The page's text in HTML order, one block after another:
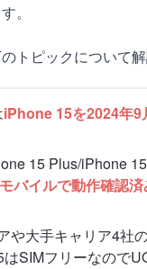
。
トピックについて解
iPhone 15を2024年9
15 Plus/iPhone
バイルで動作確認
や大手キャリア4社
SIMフリーなので